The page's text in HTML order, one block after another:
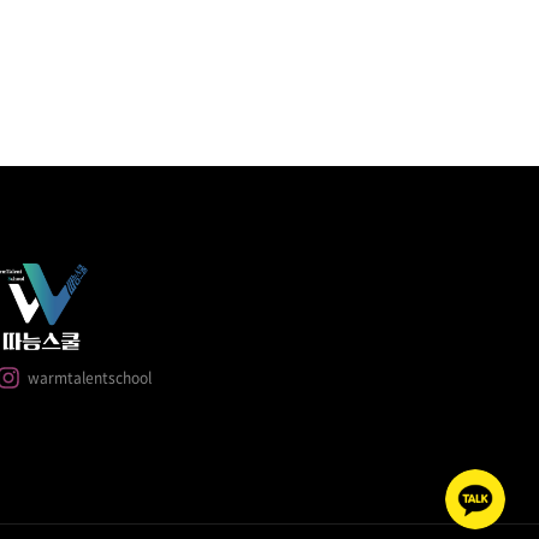
warmtalentschool